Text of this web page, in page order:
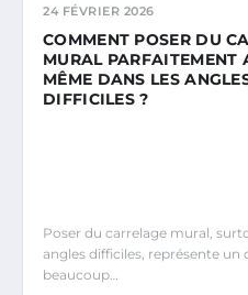
24 FÉVRIER 2026
COMMENT POSER DU
MURAL PARFAITEMENT
MÊME DANS LES
DIFFICILES ?
Poser du carrelage mural,
angles difficiles, représente un
beaucoup…